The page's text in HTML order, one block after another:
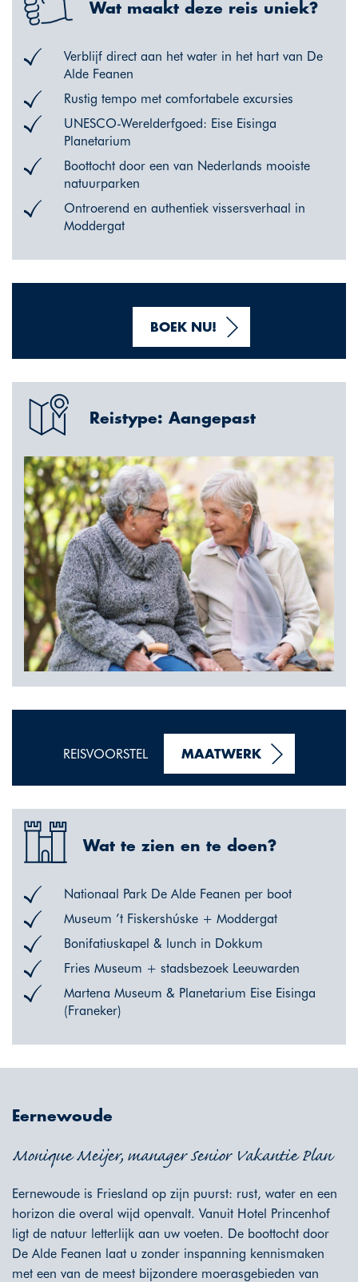
Wat maakt deze reis uniek?
Verblijf direct aan het water in het hart van De
Alde Feanen
Rustig tempo met comfortabele excursies
UNESCO-Werelderfgoed: Eise Eisinga
Planetarium
Boottocht door een van Nederlands mooiste
natuurparken
Ontroerend en authentiek vissersverhaal in
Moddergat
BOEK NU!
Reistype: Aangepast
REISVOORSTEL MAATWERK
Wat te zien en te doen?
Nationaal Park De Alde Feanen per boot
Museum ’t Fiskershúske + Moddergat
Bonifatiuskapel & lunch in Dokkum
Fries Museum + stadsbezoek Leeuwarden
Martena Museum & Planetarium Eise Eisinga
(Franeker)
Eernewoude
Monique Meijer, manager Senior Vakantie Plan
Eernewoude is Friesland op zijn puurst: rust, water en een
horizon die overal wijd openvalt. Vanuit Hotel Princenhof
ligt de natuur letterlijk aan uw voeten. De boottocht door
De Alde Feanen laat u zonder inspanning kennismaken
met een van de meest bijzondere moerasgebieden van